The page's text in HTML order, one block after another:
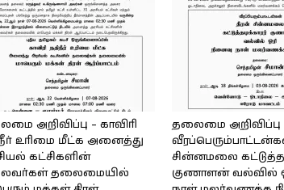
அறிவிப்பு – காவிரி
உரிமை மீட்க அனைத்து
கட்சிகளின்
தலைமையில்
தலைமை அறிவிப்பு
சின்னமலை
குணாளன் வல்வில்